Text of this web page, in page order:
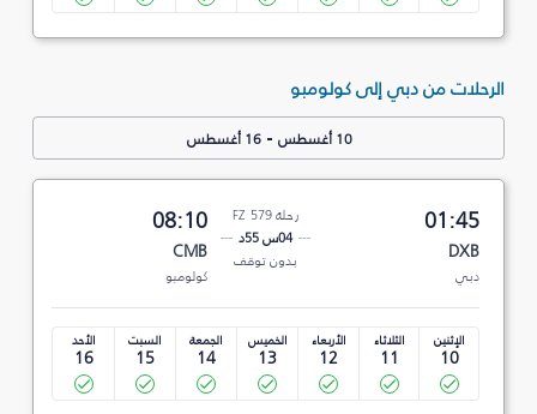
الرحلات من دبي إلى كولومبو
10 أغسطس -16 أغسطس
01:45
DXB
دبي
رحلة FZ 579
04س 55د
بدون توقف
08:10
CMB
كولومبو
الإثنين
10
الثلاثاء
11
الأربعاء
12
الخميس
13
الجمعة
14
السبت
15
الأحد
16